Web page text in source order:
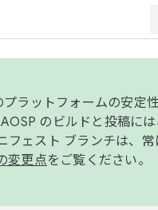
ラットフォームの安定
のビルドと投稿には
フェスト ブランチは、
変更点をご覧ください。